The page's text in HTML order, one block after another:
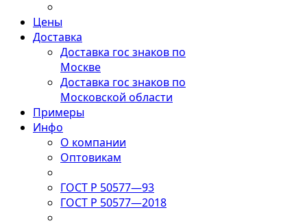
Цены
Доставка
Доставка гос знаков по
Москве
Доставка гос знаков по
Московской области
Примеры
Инфо
О компании
Оптовикам
ГОСТ Р 50577—93
ГОСТ Р 50577—2018